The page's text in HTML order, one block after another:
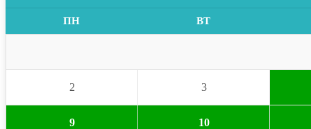
ПН ВТ
2 3
9 10